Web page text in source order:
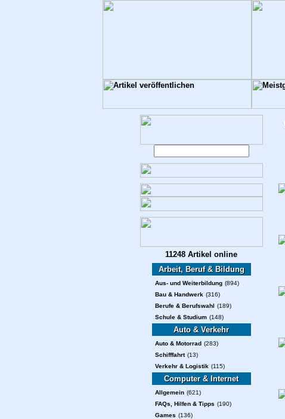
11248 Artikel online
Arbeit, Beruf & Bildung
Aus- und Weiterbildung (894)
Bau & Handwerk (316)
Berufe & Berufswahl (189)
Schule & Studium (148)
Auto & Verkehr
Auto & Motorrad (283)
Schifffahrt (13)
Verkehr & Logistik (115)
Computer & Internet
Allgemein (621)
FAQs, Hilfen & Tipps (190)
Games (136)